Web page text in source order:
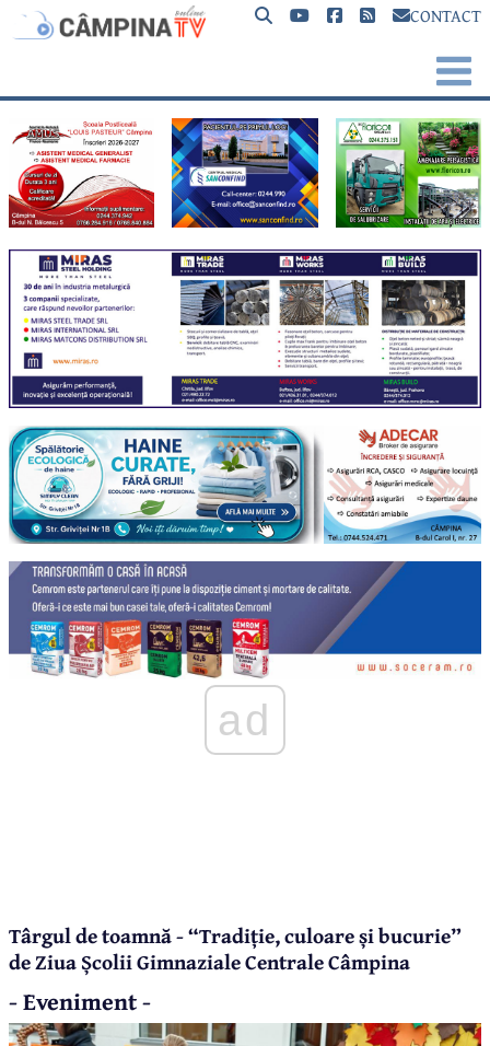
CONTACT
ad
Târgul de toamnă - “Tradiție, culoare și bucurie”
de Ziua Școlii Gimnaziale Centrale Câmpina
- Eveniment -